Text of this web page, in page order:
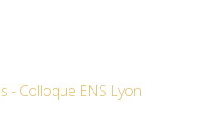
- Colloque ENS Lyon